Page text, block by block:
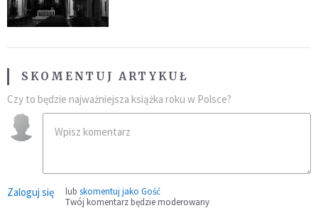
SKOMENTUJ ARTYKUŁ
Czy to będzie najważniejsza książka roku w Polsce?
Zaloguj się lub skomentuj jako Gość
Twój komentarz będzie moderowany